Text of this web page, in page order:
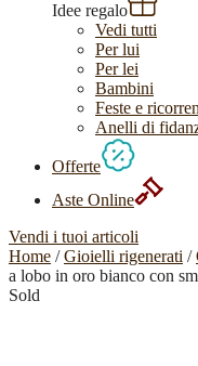
Idee regalo
Vedi tutti
Per lui
Per lei
Bambini
Feste e
Anelli di
Offerte
Aste Online
Vendi i tuoi articoli
Home /Gioielli rigenerati /
a lobo in oro bianco con
Sold